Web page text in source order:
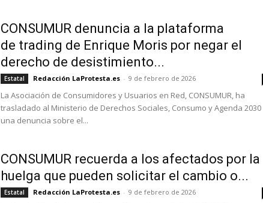
CONSUMUR denuncia a la plataforma
de trading de Enrique Moris por negar el
derecho de desistimiento...
Estatal Redacción LaProtesta.es - 9 de febrero de 2026
La Asociación de Consumidores y Usuarios en Red, CONSUMUR, ha
trasladado al Ministerio de Derechos Sociales, Consumo y Agenda 2030
una denuncia sobre el...
CONSUMUR recuerda a los afectados por la
huelga que pueden solicitar el cambio o...
Estatal Redacción LaProtesta.es - 9 de febrero de 2026